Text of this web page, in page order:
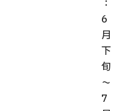
：
6
月
下
旬
～
7